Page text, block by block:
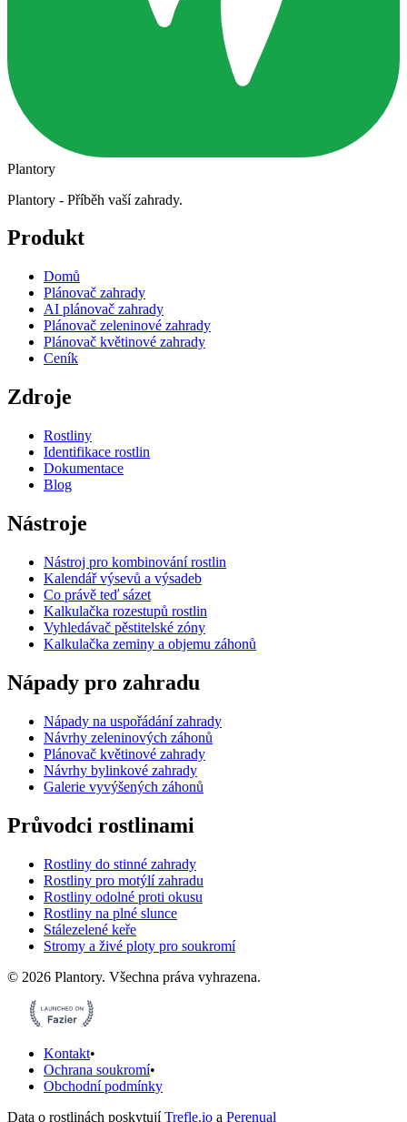
Plantory
Plantory - Příběh vaší zahrady.
Produkt
Domů
Plánovač zahrady
AI plánovač zahrady
Plánovač zeleninové zahrady
Plánovač květinové zahrady
Ceník
Zdroje
Rostliny
Identifikace rostlin
Dokumentace
Blog
Nástroje
Nástroj pro kombinování rostlin
Kalendář výsevů a výsadeb
Co právě teď sázet
Kalkulačka rozestupů rostlin
Vyhledávač pěstitelské zóny
Kalkulačka zeminy a objemu záhonů
Nápady pro zahradu
Nápady na uspořádání zahrady
Návrhy zeleninových záhonů
Plánovač květinové zahrady
Návrhy bylinkové zahrady
Galerie vyvýšených záhonů
Průvodci rostlinami
Rostliny do stinné zahrady
Rostliny pro motýlí zahradu
Rostliny odolné proti okusu
Rostliny na plné slunce
Stálezelené keře
Stromy a živé ploty pro soukromí
© 2026 Plantory. Všechna práva vyhrazena.
Kontakt•
Ochrana soukromí•
Obchodní podmínky
Data o rostlinách poskytujíTrefle.io a Perenual